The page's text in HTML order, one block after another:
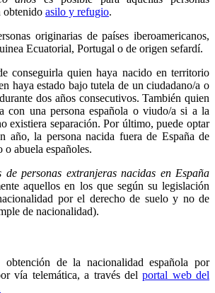
obtenido asilo y refugio.
originarias de países iberoamericanos,
Ecuatorial, Portugal o de origen sefardí.
conseguirla quien haya nacido en territorio
haya estado bajo tutela de un ciudadano/a o
dos años consecutivos. También quien
con una persona española o viudo/a si a la
existiera separación. Por último, puede optar
año, la persona nacida fuera de España de
o abuela españoles.
de personas extranjeras nacidas en España
aquellos en los que según su legislación
por el derecho de suelo y no de
de nacionalidad).
de la nacionalidad española por
vía telemática, a través delportal web del